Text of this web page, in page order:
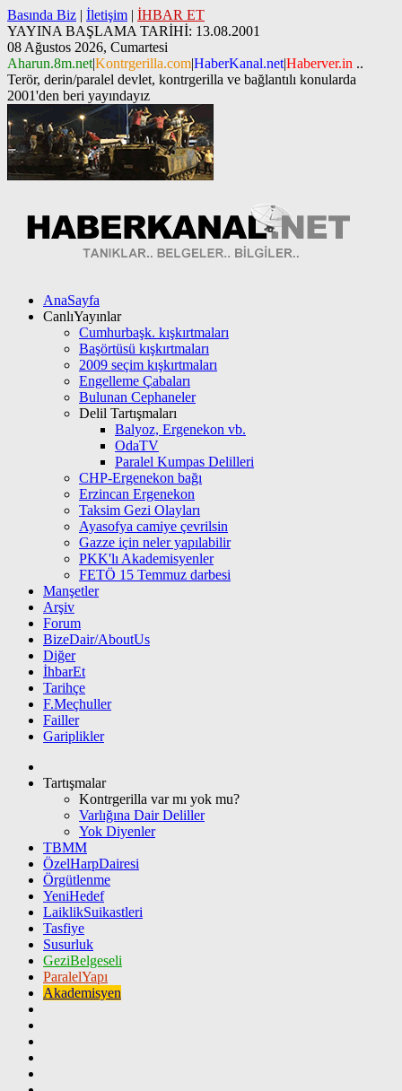
Basında Biz | İletişim | İHBAR ET
YAYINA BAŞLAMA TARİHİ: 13.08.2001
08 Ağustos 2026, Cumartesi
Aharun.8m.net|Kontrgerilla.com|HaberKanal.net|Haberver.in ..
Terör, derin/paralel devlet, kontrgerilla ve bağlantılı konularda
2001'den beri yayındayız
AnaSayfa
CanlıYayınlar
Cumhurbaşk. kışkırtmaları
Başörtüsü kışkırtmaları
2009 seçim kışkırtmaları
Engelleme Çabaları
Bulunan Cephaneler
Delil Tartışmaları
Balyoz, Ergenekon vb.
OdaTV
Paralel Kumpas Delilleri
CHP-Ergenekon bağı
Erzincan Ergenekon
Taksim Gezi Olayları
Ayasofya camiye çevrilsin
Gazze için neler yapılabilir
PKK'lı Akademisyenler
FETÖ 15 Temmuz darbesi
Manşetler
Arşiv
Forum
BizeDair/AboutUs
Diğer
İhbarEt
Tarihçe
F.Meçhuller
Failler
Gariplikler
Tartışmalar
Kontrgerilla var mı yok mu?
Varlığına Dair Deliller
Yok Diyenler
TBMM
ÖzelHarpDairesi
Örgütlenme
YeniHedef
LaiklikSuikastleri
Tasfiye
Susurluk
GeziBelgeseli
ParalelYapı
Akademisyen